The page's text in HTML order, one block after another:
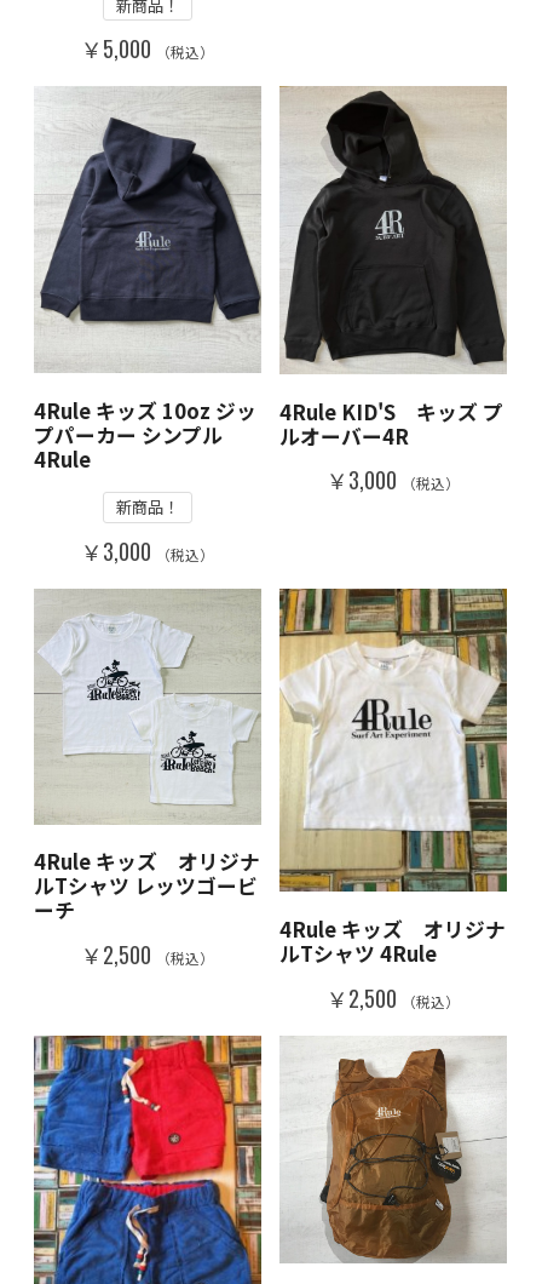
￥5,000 （税込）
4Rule キッズ 10oz ジッ
プパーカー シンプル
4Rule
新商品！
￥3,000 （税込）
4Rule KID'S キッズ プ
ルオーバー4R
￥3,000 （税込）
4Rule キッズ オリジナ
ルTシャツ レッツゴービ
ーチ
￥2,500 （税込）
4Rule キッズ オリジナ
ルTシャツ 4Rule
￥2,500 （税込）